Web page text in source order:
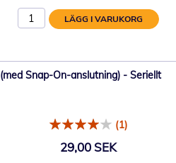
LÄGG I VARUKORG
Snap-On-anslutning) - Seriellt
(1)
29,00 SEK